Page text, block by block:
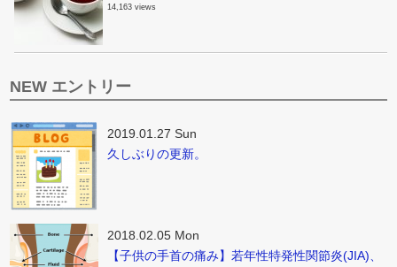
14,163 views
NEW エントリー
2019.01.27 Sun
久しぶりの更新。
2018.02.05 Mon
【子供の手首の痛み】若年性特発性関節炎(JIA)、